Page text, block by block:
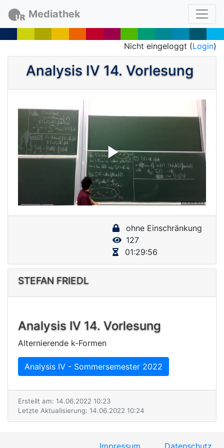
Mediathek
Nicht eingeloggt (Login)
Analysis IV 14. Vorlesung
P
l
a
V
i
d
o
ohne Einschränkung
127
01:29:56
STEFAN FRIEDL
Analysis IV 14. Vorlesung
Alternierende k-Formen
Analysis IV - Sommersemester 2022
Erstellt am: 14.06.2022 10:23
Letzte Aktualisierung: 14.06.2022 10:24
Impressum Datenschutz